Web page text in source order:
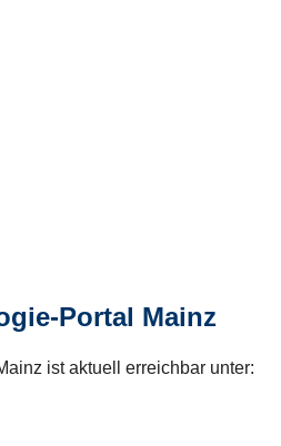
Portal Mainz
ist aktuell erreichbar unter: